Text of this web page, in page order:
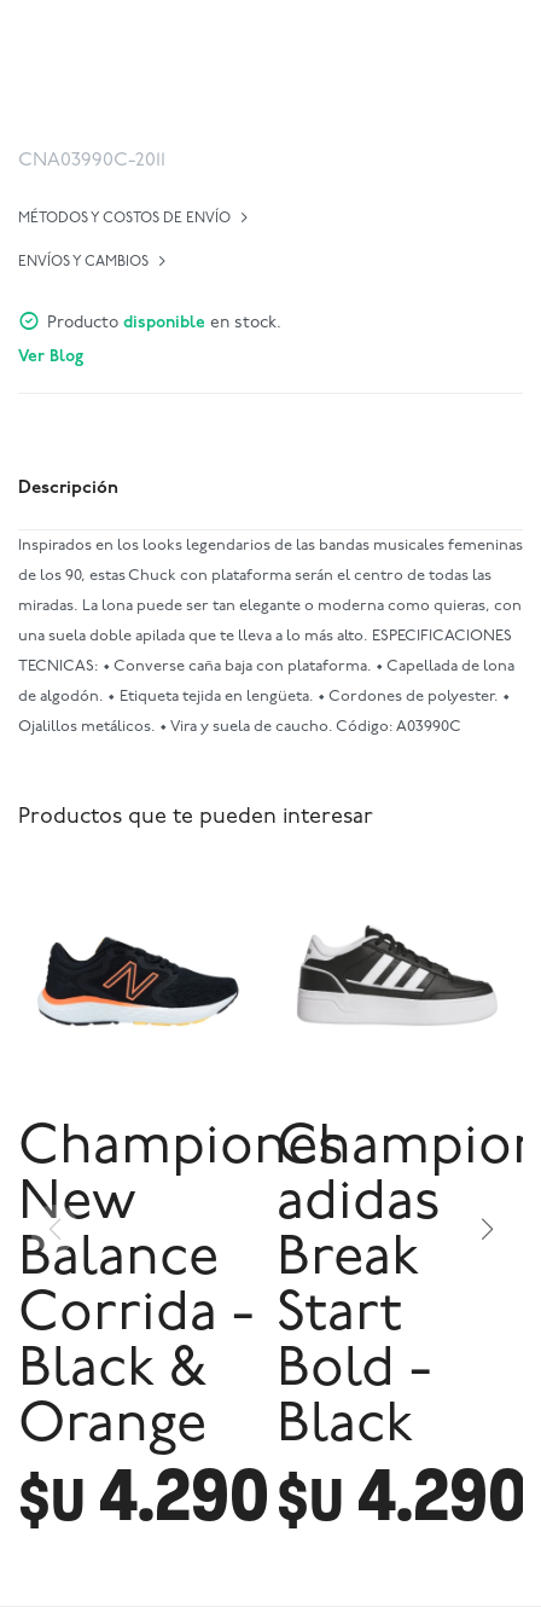
CNA03990C-2011
MÉTODOS Y COSTOS DE ENVÍO
ENVÍOS Y CAMBIOS
Producto disponible en stock.
Ver Blog
Descripción
Inspirados en los looks legendarios de las bandas musicales femeninas
de los 90, estas Chuck con plataforma serán el centro de todas las
miradas. La lona puede ser tan elegante o moderna como quieras, con
una suela doble apilada que te lleva a lo más alto. ESPECIFICACIONES
TECNICAS: • Converse caña baja con plataforma. • Capellada de lona
de algodón. • Etiqueta tejida en lengüeta. • Cordones de polyester. •
Ojalillos metálicos. • Vira y suela de caucho. Código: A03990C
Productos que te pueden interesar
Championes
New
Balance
Corrida -
Black &
Orange
$U 4.290
adidas
Break
Start
Bold -
Black
$U 4.290